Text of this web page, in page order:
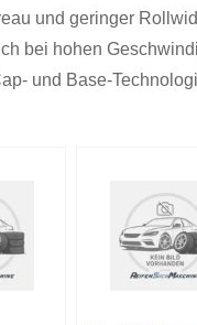
und geringer
bei hohen
und Base-